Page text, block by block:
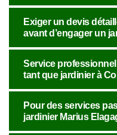
Exiger un devis
avant d’engager un
Service
tant que jardinier à
Pour des services
jardinier Marius